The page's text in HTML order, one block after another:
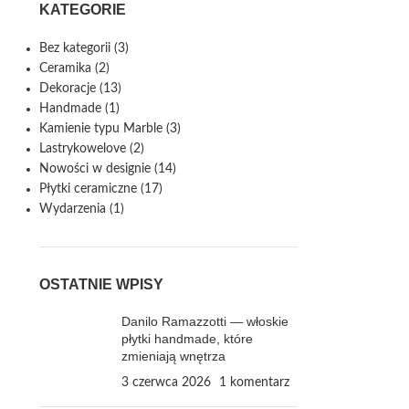
KATEGORIE
Bez kategorii(3)
Ceramika (2)
Dekoracje(13)
Handmade(1)
Kamienie typu Marble(3)
Lastrykowelove(2)
Nowości w designie(14)
Płytki ceramiczne(17)
Wydarzenia (1)
OSTATNIE WPISY
Danilo Ramazzotti — włoskie
płytki handmade, które
zmieniają wnętrza
3 czerwca 2026 1 komentarz